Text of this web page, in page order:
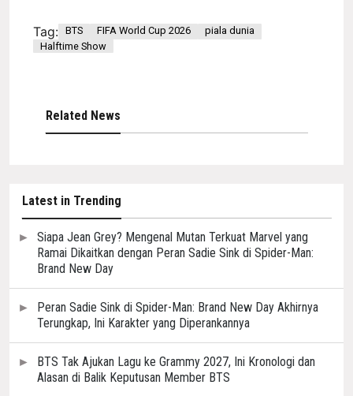
Latest in Trending
Siapa Jean Grey? Mengenal Mutan Terkuat Marvel yang
Ramai Dikaitkan dengan Peran Sadie Sink di Spider-Man:
Brand New Day
Peran Sadie Sink di Spider-Man: Brand New Day Akhirnya
Terungkap, Ini Karakter yang Diperankannya
BTS Tak Ajukan Lagu ke Grammy 2027, Ini Kronologi dan
Alasan di Balik Keputusan Member BTS
Tag: BTS FIFA World Cup 2026
piala dunia
Halftime Show
Related News